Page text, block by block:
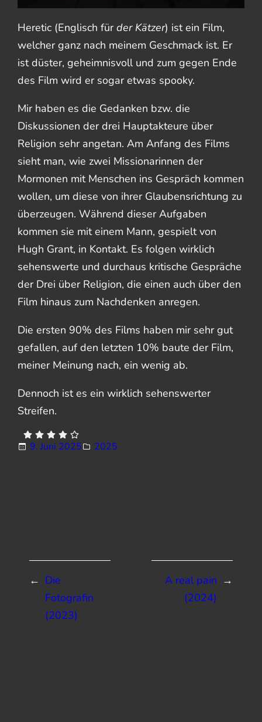
Heretic (Englisch fürder Kätzer) ist ein Film,
welcher ganz nach meinem Geschmack ist. Er
ist düster, geheimnisvoll und zum gegen Ende
des Film wird er sogar etwas spooky.
Mir haben es die Gedanken bzw. die
Diskussionen der drei Hauptakteure über
Religion sehr angetan. Am Anfang des Films
sieht man, wie zwei Missionarinnen der
Mormonen mit Menschen ins Gespräch kommen
wollen, um diese von ihrer Glaubensrichtung zu
überzeugen. Während dieser Aufgaben
kommen sie mit einem Mann, gespielt von
Hugh Grant, in Kontakt. Es folgen wirklich
sehenswerte und durchaus kritische Gespräche
der Drei über Religion, die einen auch über den
Film hinaus zum Nachdenken anregen.
Die ersten 90% des Films haben mir sehr gut
gefallen, auf den letzten 10% baute der Film,
meiner Meinung nach, ein wenig ab.
Dennoch ist es ein wirklich sehenswerter
Streifen.
9. Juni 2025 2025
← Die
Fotografin
(2023)
→
A real pain
(2024)